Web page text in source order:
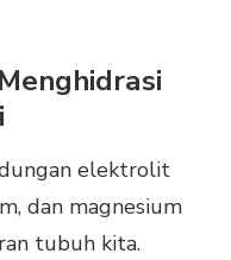
elektrolit
dan magnesium
tubuh kita.